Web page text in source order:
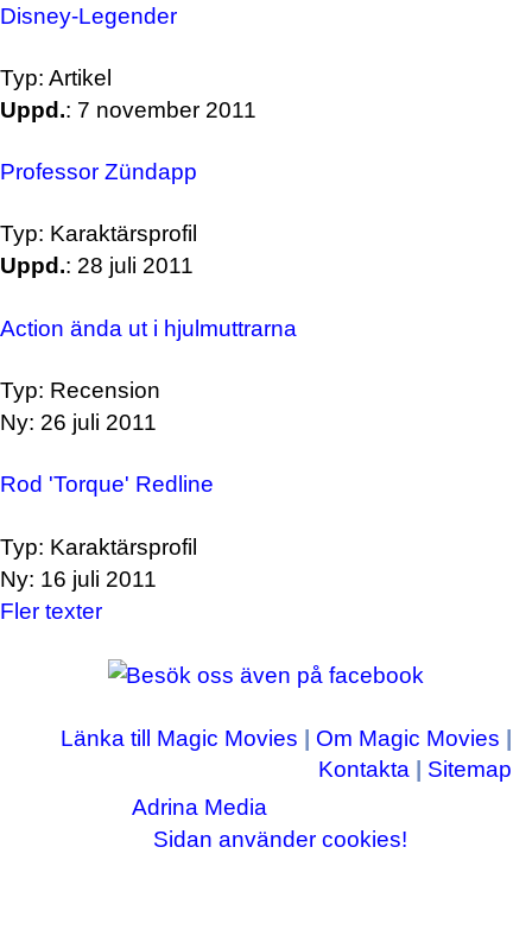
Disney-Legender
Typ: Artikel
Uppd.: 7 november 2011
Professor Zündapp
Typ: Karaktärsprofil
Uppd.: 28 juli 2011
Action ända ut i hjulmuttrarna
Typ: Recension
Ny: 26 juli 2011
Rod 'Torque' Redline
Typ: Karaktärsprofil
Ny: 16 juli 2011
Fler texter
Länka till Magic Movies Om Magic Movies
Kontakta
Sitemap
Copyright © 2003-2026Adrina Media
Sidan använder cookies!